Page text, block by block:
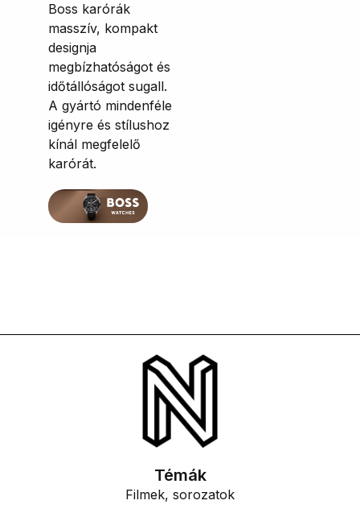
Boss karórák
masszív, kompakt
designja
megbízhatóságot és
időtállóságot sugall.
A gyártó mindenféle
igényre és stílushoz
kínál megfelelő
karórát.
Témák
Filmek, sorozatok